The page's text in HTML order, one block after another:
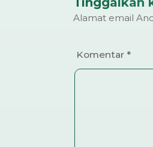
Alamat email
Komentar *